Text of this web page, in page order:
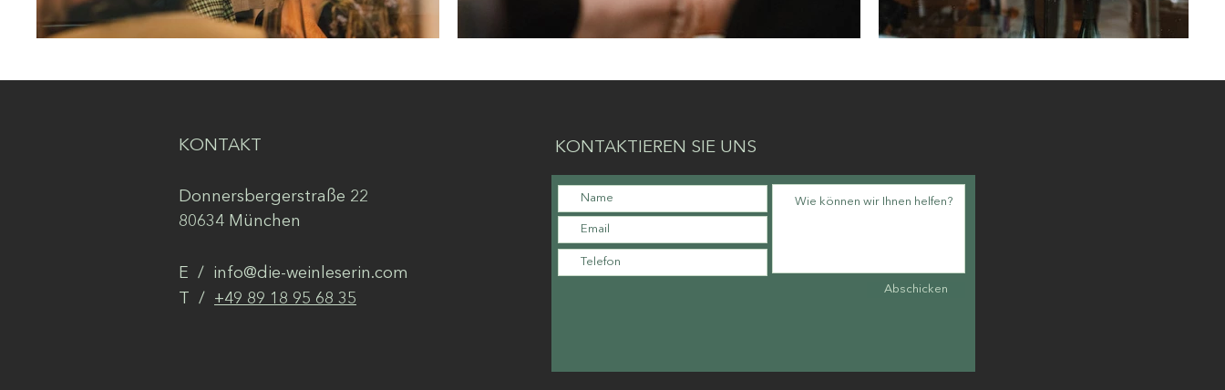
KONTAKT
Donnersbergerstraße 22
80634 München
E / info@die-weinleserin.com
​T / +49 89 18 95 68 35
KONTAKTIEREN SIE UNS
Abschicken